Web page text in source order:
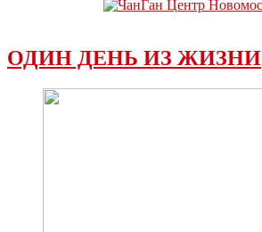
ОДИН ДЕНЬ ИЗ ЖИЗНИ